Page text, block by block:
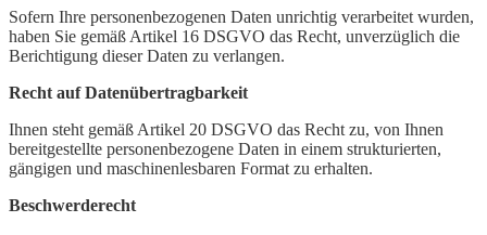
Sofern Ihre personenbezogenen Daten unrichtig verarbeitet wurden,
haben Sie gemäß Artikel 16 DSGVO das Recht, unverzüglich die
Berichtigung dieser Daten zu verlangen.
Recht auf Datenübertragbarkeit
Ihnen steht gemäß Artikel 20 DSGVO das Recht zu, von Ihnen
bereitgestellte personenbezogene Daten in einem strukturierten,
gängigen und maschinenlesbaren Format zu erhalten.
Beschwerderecht